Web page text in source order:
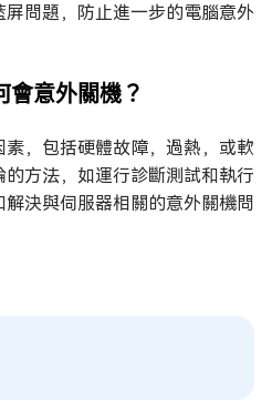
問題，防止進一步的電腦意外
意外關機？
，包括硬體故障，過熱，或軟
方法，如運行診斷測試和執行
決與伺服器相關的意外關機問